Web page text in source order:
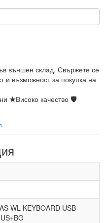
външен склад. Свържете се
и възможност за покупка на
★Високо качество 🛡
WL KEYBOARD USB